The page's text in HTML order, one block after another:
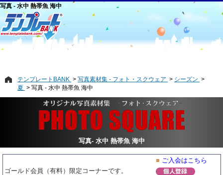
写真 - 水中 熱帯魚 海中
テンプレートBANK 写真素材集 - フォト・スクウェア
シーズン
夏
写真 - 水中 熱帯魚 海中
写真- 水中 熱帯魚 海中
ゴールド会員（有料）限定コーナーです。
■ ご入会はこちら